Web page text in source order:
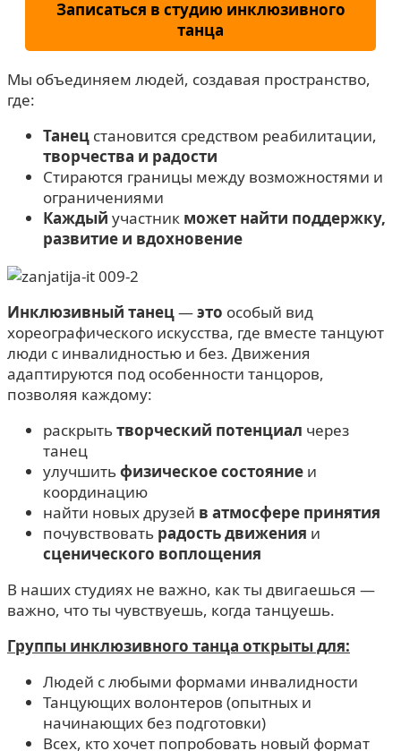
Записаться в студию инклюзивного
танца
Мы объединяем людей, создавая пространство,
где:
Танец становится средством реабилитации,
творчества и радости
Стираются границы между возможностями и
ограничениями
Каждый участник может найти поддержку,
развитие и вдохновение
Инклюзивный танец—это особый вид
хореографического искусства, где вместе танцуют
люди с инвалидностью и без. Движения
адаптируются под особенности танцоров,
позволяя каждому:
раскрытьтворческий потенциал через
танец
улучшитьфизическое состояние и
координацию
найти новых друзей в атмосфере принятия
почувствовать радость движения и
сценического воплощения
В наших студиях не важно, как ты двигаешься —
важно, что ты чувствуешь, когда танцуешь.
Группы инклюзивного танца открыты для:
Людей с любыми формами инвалидности
Танцующих волонтеров (опытных и
начинающих без подготовки)
Всех, кто хочет попробовать новый формат